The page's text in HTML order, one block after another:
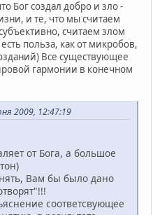
Бог создал добро и зло -
и те, что мы считаем
считаем злом
польза, как от микробов,
Все существующее
гармонии в конечном
2009, 12:47:19
от Бога, а большое
Вам бы было дано
соответсвующее